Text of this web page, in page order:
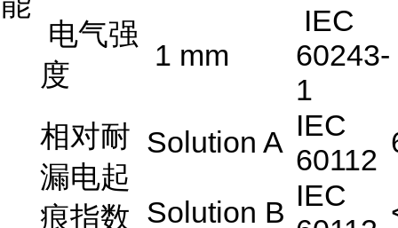
电气强
度
1 mm
IEC
60243-
1
相对耐
漏电起
痕指数
Solution A IEC
60112
Solution B IEC